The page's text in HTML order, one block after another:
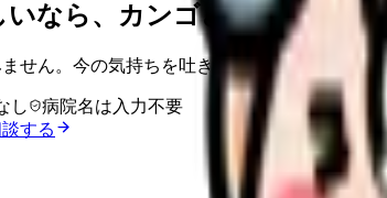
なら、カンゴさんの部屋で
せん。今の気持ちを吐き出して、何がつらい
し
病院名は入力不要
する